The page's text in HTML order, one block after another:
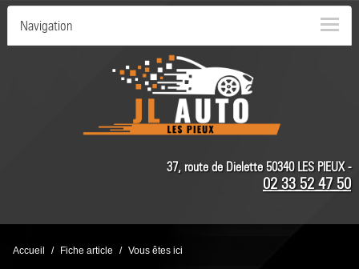
Navigation
37, route de Dielette 50340 LES PIEUX -
02 33 52 47 50
Accueil Fiche article Vous êtes ici